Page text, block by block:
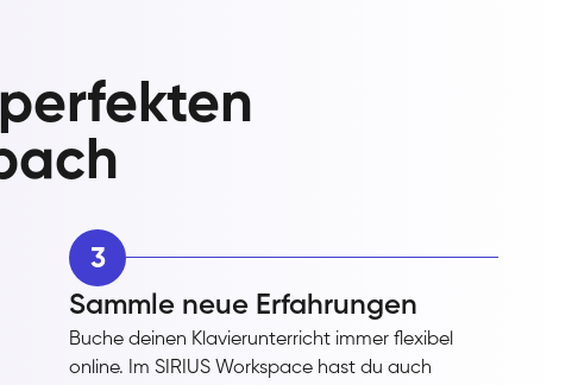
3
Sammle neue Erfahrungen
Buche deinen Klavierunterricht immer flexibel
online. Im SIRIUS Workspace hast du auch